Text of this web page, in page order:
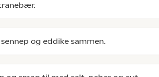
og eddike sammen.